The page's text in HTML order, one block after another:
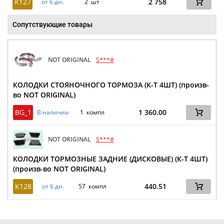
от 6 дн. 2 шт
Сопутствующие товары
NOT ORIGINAL S***#
КОЛОДКИ СТОЯНОЧНОГО ТОРМОЗА (К-Т 4ШТ) (произв-
во NOT ORIGINAL)
BG_1
В наличии 1 компл 1 360.00
NOT ORIGINAL S***#
КОЛОДКИ ТОРМОЗНЫЕ ЗАДНИЕ (ДИСКОВЫЕ) (К-Т 4ШТ)
(произв-во NOT ORIGINAL)
K128
от 6 дн. 57 компл 440.51